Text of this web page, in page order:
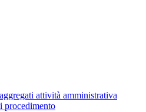
attività amministrativa
procedimento